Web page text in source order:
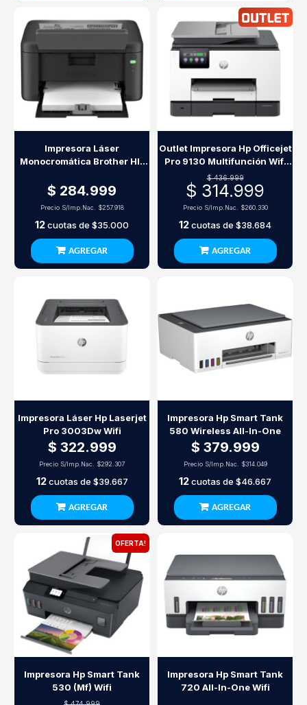
Impresora Láser
Monocromática Brother Hl-
$ 284.999
Precio S/Imp.Nac. $257.918
12cuotas de $35.000
AGREGAR
Outlet Impresora Hp Officejet
Pro 9130 Multifunción Wifi
Adf
$ 436.999
$ 314.999
Precio S/Imp.Nac. $260.330
12cuotas de $38.684
AGREGAR
Impresora Láser Hp Laserjet
Pro 3003Dw Wifi
$ 322.999
Precio S/Imp.Nac. $292.307
12cuotas de $39.667
AGREGAR
Impresora Hp Smart Tank
580 Wireless All-In-One
$ 379.999
Precio S/Imp.Nac. $314.049
12cuotas de $46.667
AGREGAR
OFERTA!
Impresora Hp Smart Tank
530 (Mf) Wifi
Impresora Hp Smart Tank
720 All-In-One Wifi